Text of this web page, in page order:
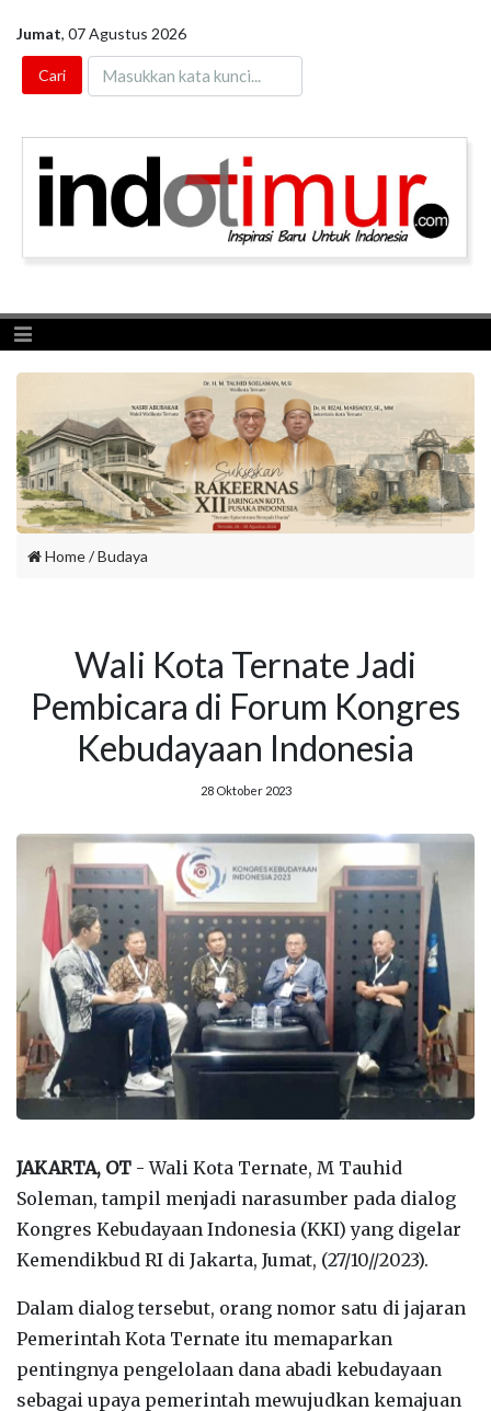
Jumat, 07 Agustus 2026
Toggle navigation
Home/Budaya
Wali Kota Ternate Jadi
Pembicara di Forum Kongres
Kebudayaan Indonesia
28 Oktober 2023
JAKARTA, OT - Wali Kota Ternate, M Tauhid
Soleman, tampil menjadi narasumber pada dialog
Kongres Kebudayaan Indonesia (KKI) yang digelar
Kemendikbud RI di Jakarta, Jumat, (27/10//2023).
Dalam dialog tersebut, orang nomor satu di jajaran
Pemerintah Kota Ternate itu memaparkan
pentingnya pengelolaan dana abadi kebudayaan
sebagai upaya pemerintah mewujudkan kemajuan